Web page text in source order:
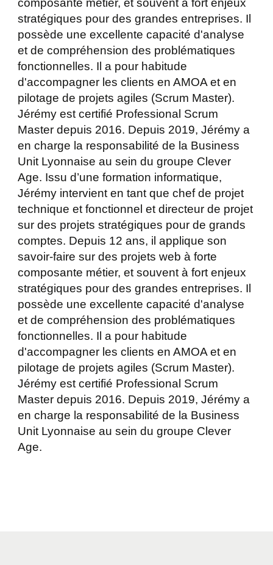
composante métier, et souvent à fort enjeux
stratégiques pour des grandes entreprises. Il
possède une excellente capacité d'analyse
et de compréhension des problématiques
fonctionnelles. Il a pour habitude
d'accompagner les clients en AMOA et en
pilotage de projets agiles (Scrum Master).
Jérémy est certifié Professional Scrum
Master depuis 2016. Depuis 2019, Jérémy a
en charge la responsabilité de la Business
Unit Lyonnaise au sein du groupe Clever
Age. Issu d’une formation informatique,
Jérémy intervient en tant que chef de projet
technique et fonctionnel et directeur de projet
sur des projets stratégiques pour de grands
comptes. Depuis 12 ans, il applique son
savoir-faire sur des projets web à forte
composante métier, et souvent à fort enjeux
stratégiques pour des grandes entreprises. Il
possède une excellente capacité d'analyse
et de compréhension des problématiques
fonctionnelles. Il a pour habitude
d'accompagner les clients en AMOA et en
pilotage de projets agiles (Scrum Master).
Jérémy est certifié Professional Scrum
Master depuis 2016. Depuis 2019, Jérémy a
en charge la responsabilité de la Business
Unit Lyonnaise au sein du groupe Clever
Age.